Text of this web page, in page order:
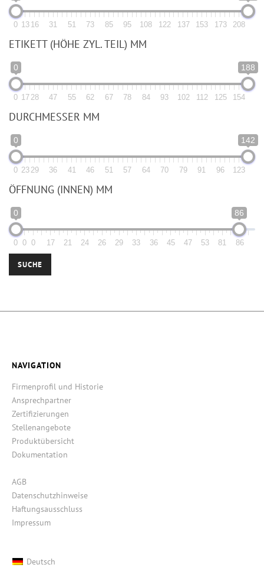
0 13 16 31 51 73 85 95 108 122 137 153 173 208
ETIKETT (HÖHE ZYL. TEIL) MM
0 188
0 17 28 47 55 62 67 78 84 93 102 112 125 154
DURCHMESSER MM
0 142
0 23 29 36 41 46 51 57 64 70 79 91 96 123
ÖFFNUNG (INNEN) MM
0 86
0 0 0 17 21 24 26 29 33 36 45 47 53 81 86
SUCHE
NAVIGATION
Firmenprofil und Historie
Ansprechpartner
Zertifizierungen
Stellenangebote
Produktübersicht
Dokumentation
AGB
Datenschutzhinweise
Haftungsausschluss
Impressum
Deutsch